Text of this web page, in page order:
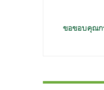
เรื่องขอขอบคุณก